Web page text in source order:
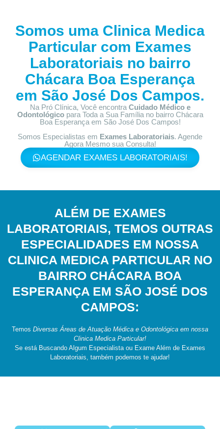
Somos uma Clinica Medica
Particular com Exames
Laboratoriais no bairro
Chácara Boa Esperança
em São José Dos Campos.
Na Pró Clínica, Você encontra Cuidado Médico e
Odontológicopara Toda a Sua Família no bairro Chácara
Boa Esperança em São José Dos Campos!
Somos Especialistas em Exames Laboratoriais. Agende
Agora Mesmo sua Consulta!
AGENDAR EXAMES LABORATORIAIS!
ALÉM DE EXAMES
LABORATORIAIS, TEMOS OUTRAS
ESPECIALIDADES EM NOSSA
CLINICA MEDICA PARTICULAR NO
BAIRRO CHÁCARA BOA
ESPERANÇA EM SÃO JOSÉ DOS
CAMPOS:
Temos Diversas Áreas de Atuação Médica e Odontológica em nossa
Clinica Medica Particular!
Se está Buscando Algum Especialista ou Exame Além de Exames
Laboratoriais, também podemos te ajudar!